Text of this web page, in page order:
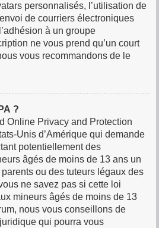
personnalisés, l’utilisation de
de courriers électroniques
à un groupe
ne vous prend qu’un court
vous recommandons de le
?
Online Privacy and Protection
Unis d’Amérique qui demande
potentiellement des
âgés de moins de 13 ans un
ou des tuteurs légaux des
ne savez pas si cette loi
mineurs âgés de moins de 13
nous vous conseillons de
qui pourra vous